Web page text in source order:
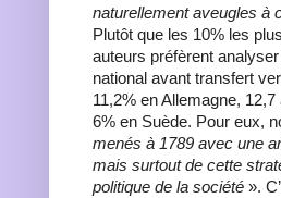
naturellement aveugles à
Plutôt que les 10% les
auteurs préfèrent
national avant transfert
11,2% en Allemagne,
6% en Suède. Pour eux,
menés à 1789 avec une
mais surtout de cette
politique de la société ».